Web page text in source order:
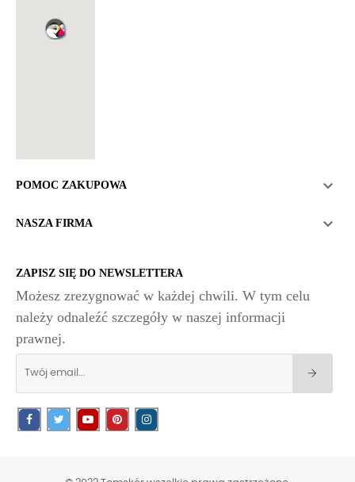
POMOC ZAKUPOWA 
NASZA FIRMA 
ZAPISZ SIĘ DO NEWSLETTERA
Możesz zrezygnować w każdej chwili. W tym celu
należy odnaleźć szczegóły w naszej informacji
prawnej.